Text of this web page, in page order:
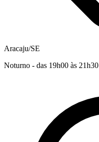
Aracaju/SE
Noturno - das 19h00 às 21h30